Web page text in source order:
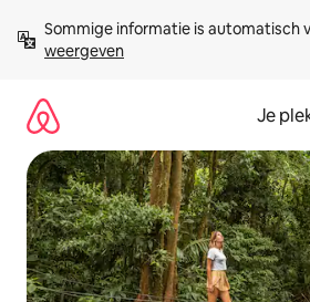
direct
naar
Sommige informatie is automatisch
weergeven
Je